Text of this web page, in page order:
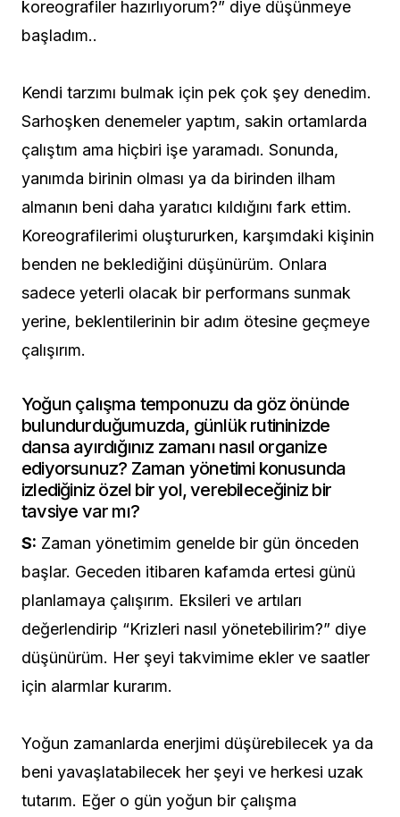
koreografiler hazırlıyorum?” diye düşünmeye
başladım..
Kendi tarzımı bulmak için pek çok şey denedim.
Sarhoşken denemeler yaptım, sakin ortamlarda
çalıştım ama hiçbiri işe yaramadı. Sonunda,
yanımda birinin olması ya da birinden ilham
almanın beni daha yaratıcı kıldığını fark ettim.
Koreografilerimi oluştururken, karşımdaki kişinin
benden ne beklediğini düşünürüm. Onlara
sadece yeterli olacak bir performans sunmak
yerine, beklentilerinin bir adım ötesine geçmeye
çalışırım.
Yoğun çalışma temponuzu da göz önünde
bulundurduğumuzda, günlük rutininizde
dansa ayırdığınız zamanı nasıl organize
ediyorsunuz? Zaman yönetimi konusunda
izlediğiniz özel bir yol, verebileceğiniz bir
tavsiye var mı?
S: Zaman yönetimim genelde bir gün önceden
başlar. Geceden itibaren kafamda ertesi günü
planlamaya çalışırım. Eksileri ve artıları
değerlendirip “Krizleri nasıl yönetebilirim?” diye
düşünürüm. Her şeyi takvimime ekler ve saatler
için alarmlar kurarım.
Yoğun zamanlarda enerjimi düşürebilecek ya da
beni yavaşlatabilecek her şeyi ve herkesi uzak
tutarım. Eğer o gün yoğun bir çalışma